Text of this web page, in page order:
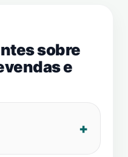
sobre
e